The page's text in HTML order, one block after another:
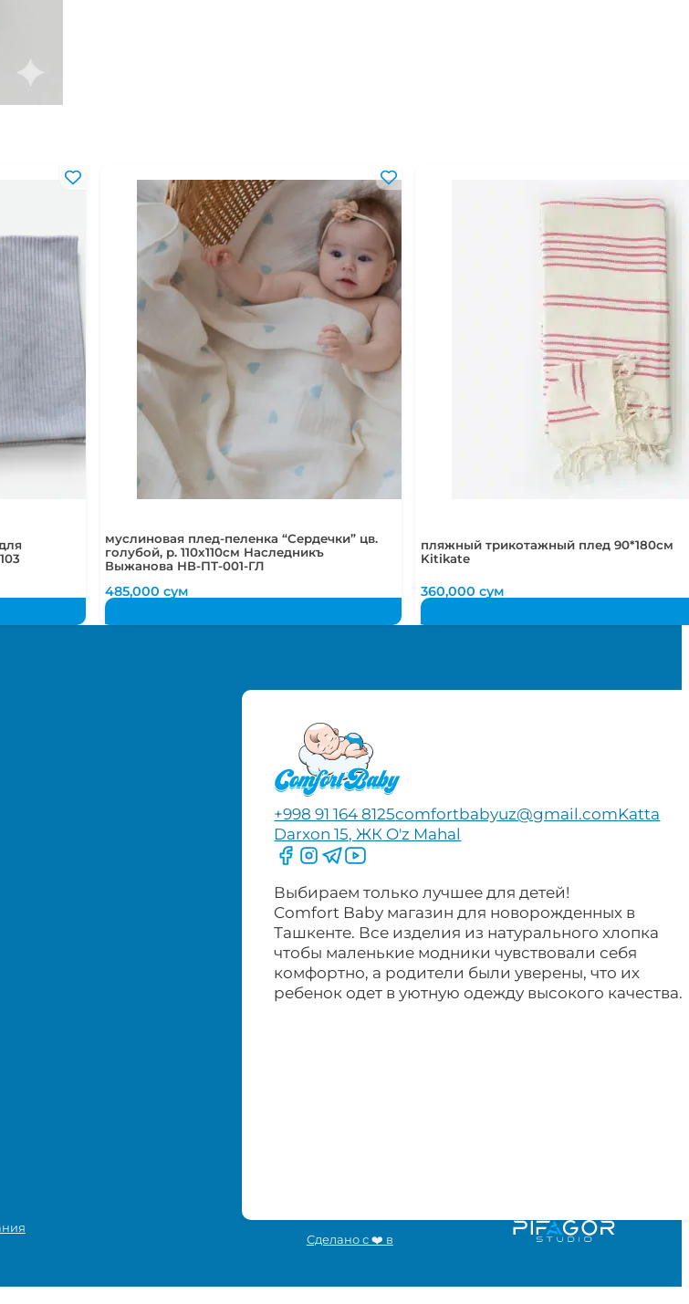
муслиновая плед-пеленка “Сердечки” цв.
голубой, р. 110х110см Наследникъ
Выжанова НВ-ПТ-001-ГЛ
485,000сум
пляжный трикотажный плед 90*180см
Kitikate
360,000 сум
+998 91 164 8125comfortbabyuz@gmail.comKatta
Darxon 15, ЖК O'z Mahal
Следите за нами на Facebook
Следите за нами в Instagram
Следите за нами в Telegram
Следите за нами в YouTube
Выбираем только лучшее для детей!
Comfort Baby магазин для новорожденных в
Ташкенте. Все изделия из натурального хлопка
чтобы маленькие модники чувствовали себя
комфортно, а родители были уверены, что их
ребенок одет в уютную одежду высокого качества.
Сделано с ❤️ в